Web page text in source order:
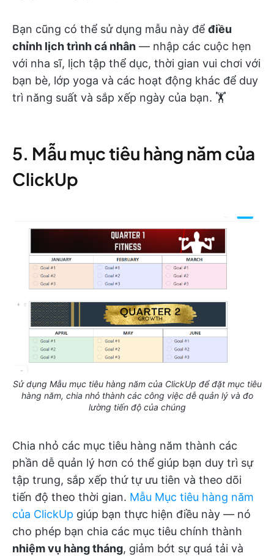
Bạn cũng có thể sử dụng mẫu này để điều
chỉnh lịch trình cá nhân — nhập các cuộc hẹn
với nha sĩ, lịch tập thể dục, thời gian vui chơi với
bạn bè, lớp yoga và các hoạt động khác để duy
trì năng suất và sắp xếp ngày của bạn. 🏋️
5. Mẫu mục tiêu hàng năm của
ClickUp
Sử dụng Mẫu mục tiêu hàng năm của ClickUp để đặt mục tiêu
hàng năm, chia nhỏ thành các công việc dễ quản lý và đo
lường tiến độ của chúng
Chia nhỏ các mục tiêu hàng năm thành các
phần dễ quản lý hơn có thể giúp bạn duy trì sự
tập trung, sắp xếp thứ tự ưu tiên và theo dõi
tiến độ theo thời gian. Mẫu Mục tiêu hàng năm
của ClickUp giúp bạn thực hiện điều này — nó
cho phép bạn chia các mục tiêu chính thành
nhiệm vụ hàng tháng, giảm bớt sự quá tải và